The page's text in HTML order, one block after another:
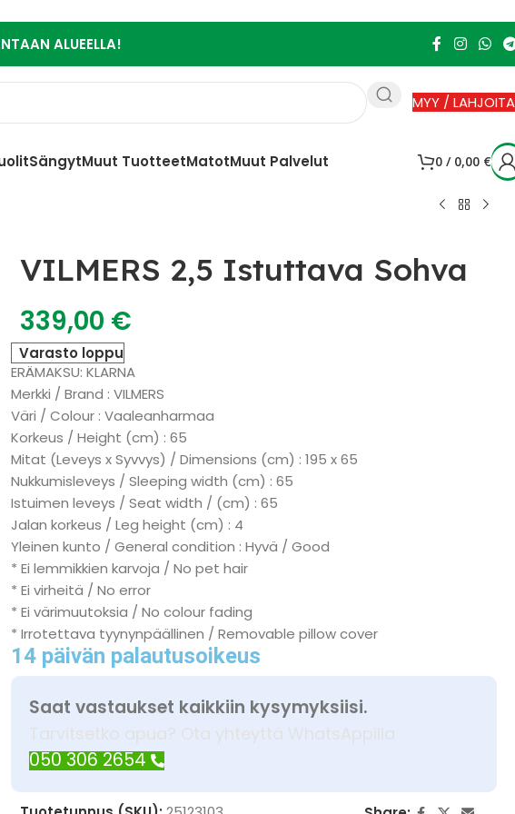
ALUEELLA!
MYY / LAHJOITA
SängytMuut TuotteetMatotMuut Palvelut 0 / 0,00 €
VILMERS 2,5 Istuttava Sohva
339,00 €
Varasto loppu
ERÄMAKSU: KLARNA
Merkki / Brand : VILMERS
Väri / Colour : Vaaleanharmaa
Korkeus / Height (cm) : 65
Mitat (Leveys x Syvvys) / Dimensions (cm) : 195 x 65
Nukkumisleveys / Sleeping width (cm) : 65
Istuimen leveys / Seat width / (cm) : 65
Jalan korkeus / Leg height (cm) : 4
Yleinen kunto / General condition : Hyvä / Good
* Ei lemmikkien karvoja / No pet hair
* Ei virheitä / No error
* Ei värimuutoksia / No colour fading
* Irrotettava tyynynpäällinen / Removable pillow cover
14 päivän palautusoikeus
Saat vastaukset kaikkiin kysymyksiisi.
Tarvitsetko apua? Ota yhteyttä WhatsAppilla
050 306 2654